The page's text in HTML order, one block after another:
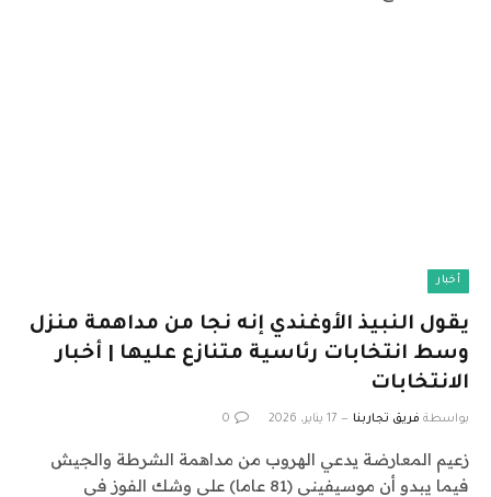
أخبار
يقول النبيذ الأوغندي إنه نجا من مداهمة منزل
وسط انتخابات رئاسية متنازع عليها | أخبار
الانتخابات
بواسطة فريق تجاربنا 17 يناير، 2026 0
زعيم المعارضة يدعي الهروب من مداهمة الشرطة والجيش
فيما يبدو أن موسيفيني (81 عاما) على وشك الفوز في